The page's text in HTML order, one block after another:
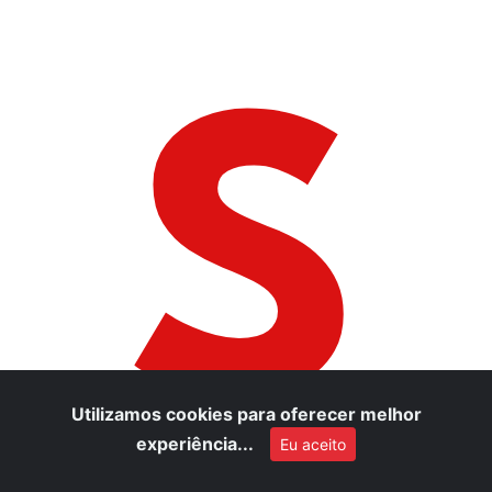
S
Utilizamos cookies para oferecer melhor
experiência...
Eu aceito